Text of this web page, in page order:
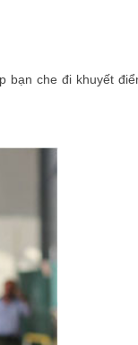
bạn che đi khuyết